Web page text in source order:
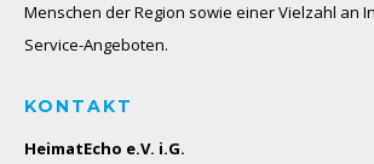
Menschen der Region sowie einer Vielzahl an
Service-Angeboten.
KONTAKT
HeimatEcho e.V. i.G.